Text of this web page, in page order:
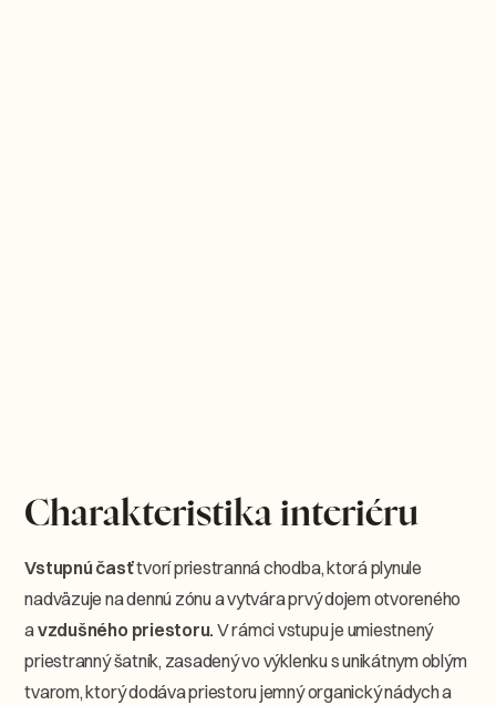
Charakteristika interiéru
Vstupnú časťtvorí priestranná chodba, ktorá plynule
nadväzuje na dennú zónu a vytvára prvý dojem otvoreného
avzdušného priestoru. V rámci vstupu je umiestnený
priestranný šatník, zasadený vo výklenku s unikátnym oblým
tvarom, ktorý dodáva priestoru jemný organický nádych a